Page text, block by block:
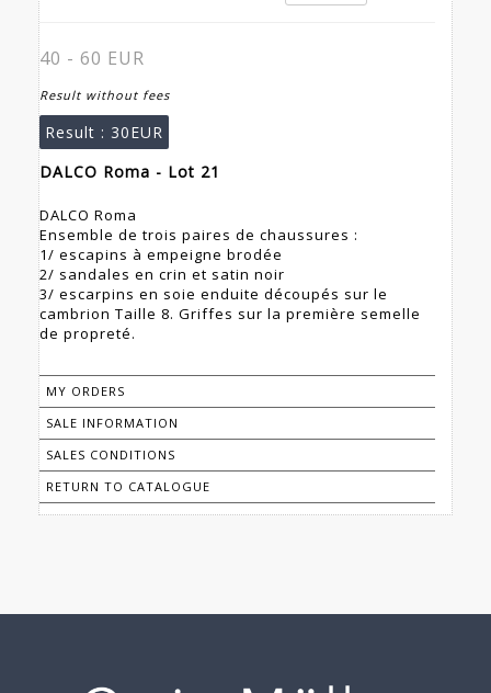
40 - 60 EUR
Result without fees
Result : 30EUR
DALCO Roma - Lot 21
DALCO Roma
Ensemble de trois paires de chaussures :
1/ escapins à empeigne brodée
2/ sandales en crin et satin noir
3/ escarpins en soie enduite découpés sur le
cambrion Taille 8. Griffes sur la première semelle
de propreté.
MY ORDERS
SALE INFORMATION
SALES CONDITIONS
RETURN TO CATALOGUE